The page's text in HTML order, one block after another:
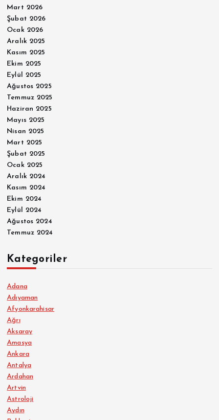
Mart 2026
Şubat 2026
Ocak 2026
Aralık 2025
Kasım 2025
Ekim 2025
Eylül 2025
Ağustos 2025
Temmuz 2025
Haziran 2025
Mayıs 2025
Nisan 2025
Mart 2025
Şubat 2025
Ocak 2025
Aralık 2024
Kasım 2024
Ekim 2024
Eylül 2024
Ağustos 2024
Temmuz 2024
Kategoriler
Adana
Adıyaman
Afyonkarahisar
Ağrı
Aksaray
Amasya
Ankara
Antalya
Ardahan
Artvin
Astroloji
Aydın